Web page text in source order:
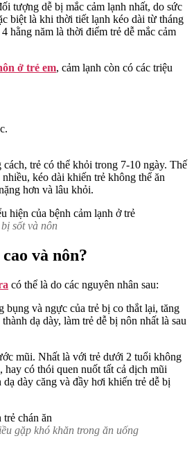
tượng dễ bị mắc cảm lạnh nhất, do sức
biệt là khi thời tiết lạnh kéo dài từ tháng
hằng năm là thời điểm trẻ dễ mắc cảm
ở trẻ em, cảm lạnh còn có các triệu
trẻ có thể khỏi trong 7-10 ngày. Thế
kéo dài khiến trẻ không thể ăn
hơn và lâu khỏi.
sốt và nôn
và nôn?
có thể là do các nguyên nhân sau:
bụng và ngực của trẻ bị co thắt lại, tăng
dạ dày, làm trẻ dễ bị nôn nhất là sau
mũi. Nhất là với trẻ dưới 2 tuổi không
có thói quen nuốt tất cả dịch mũi
dày căng và đầy hơi khiến trẻ dễ bị
gặp khó khăn trong ăn uống